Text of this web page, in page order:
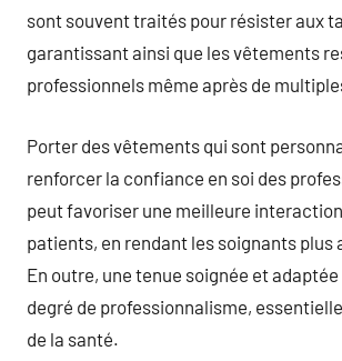
sont souvent traités pour résister aux
garantissant ainsi que les vêtements
professionnels même après de
Porter des vêtements qui sont
renforcer la confiance en soi des
peut favoriser une meilleure
patients, en rendant les soignants plus
En outre, une tenue soignée et
degré de professionnalisme,
de la santé.